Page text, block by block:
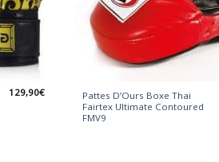
129,90€
Pattes D’Ours Boxe Thai
Fairtex Ultimate Contoured
FMV9